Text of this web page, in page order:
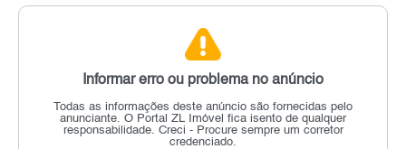
Informar erro ou problema no anúncio
Todas as informações deste anúncio são fornecidas pelo
anunciante. O Portal ZL Imóvel fica isento de qualquer
responsabilidade. Creci - Procure sempre um corretor
credenciado.